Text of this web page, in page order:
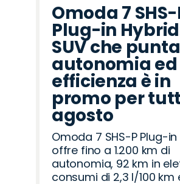
Omoda 7 SHS-
Plug-in
SUV che
autonomia ed
efficienza è in
promo per
agosto
Omoda 7 SHS-P Plug-
offre fino a 1.200 km di
autonomia, 92 km in
consumi di 2,3 l/100 km